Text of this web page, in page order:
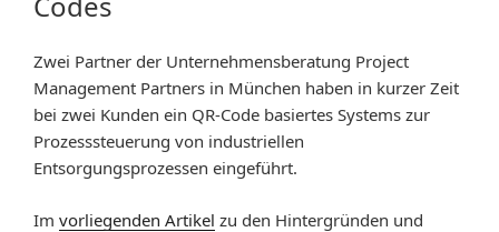
Zwei Partner der Unternehmensberatung Project
Management Partners in München haben in kurzer Zeit
bei zwei Kunden ein QR-Code basiertes Systems zur
Prozesssteuerung von industriellen
Entsorgungsprozessen eingeführt.
Im vorliegenden Artikel zu den Hintergründen und